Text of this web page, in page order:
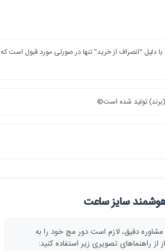
دلیل "انصراف از خرید" تنها در صورتی مورد قبول است که
تولید شده است©️
سایز ساعت
دقیق، لازم است دور مچ خود را به
از راهنماهای تصویری زیر استفاده کنید: